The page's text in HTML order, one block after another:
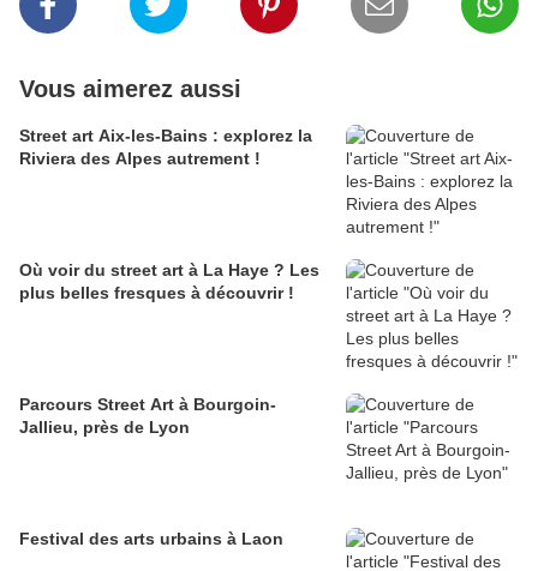
Vous aimerez aussi
Street art Aix-les-Bains : explorez la
Riviera des Alpes autrement !
Où voir du street art à La Haye ? Les
plus belles fresques à découvrir !
Parcours Street Art à Bourgoin-
Jallieu, près de Lyon
Festival des arts urbains à Laon